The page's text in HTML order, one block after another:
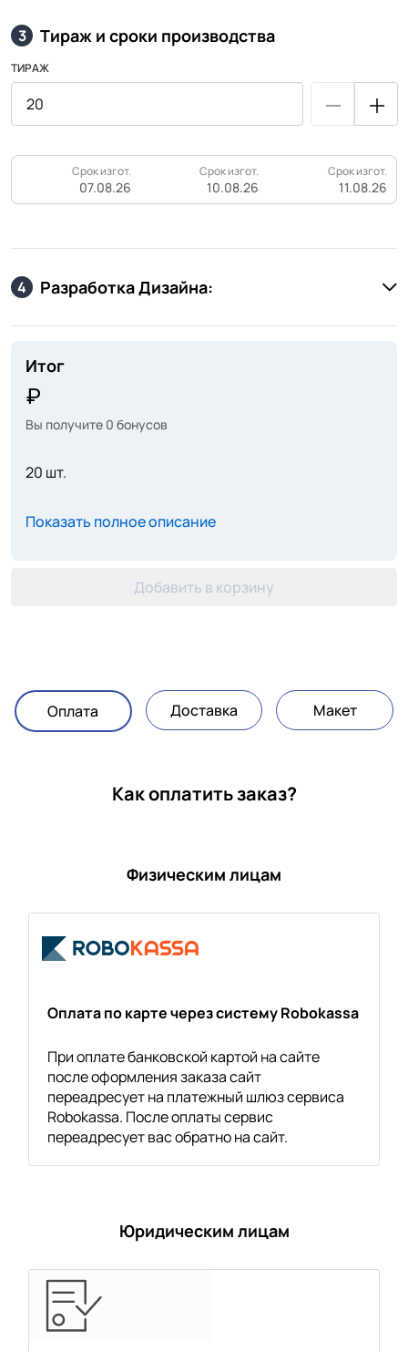
3 Тираж и сроки производства
ТИРАЖ
Срок изгот.
07.08.26
Срок изгот.
10.08.26
Срок изгот.
11.08.26
4 Разработка Дизайна:
Итог
Вы получите 0 бонусов
20 шт.
Показать полное описание
Добавить в корзину
Оплата Доставка Макет
Как оплатить заказ?
Физическим лицам
Оплата по карте через систему Robokassa
При оплате банковской картой на сайте
после оформления заказа сайт
переадресует на платежный шлюз сервиса
Robokassa. После оплаты сервис
переадресует вас обратно на сайт.
Юридическим лицам